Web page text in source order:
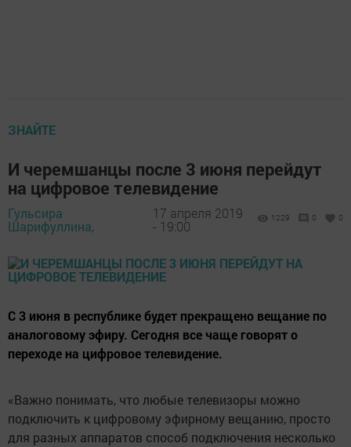
ЗНАЙТЕ
И черемшанцы после 3 июня перейдут
на цифровое телевидение
Гульсира
Шарифуллина,
17 апреля 2019
- 19:00
1229 0 0
С 3 июня в республике будет прекращено вещание по
аналоговому эфиру. Сегодня все чаще говорят о
переходе на цифровое телевидение.
«Важно понимать, что любые телевизоры можно
подключить к цифровому эфирному вещанию, просто
для разных аппаратов способ подключения несколько